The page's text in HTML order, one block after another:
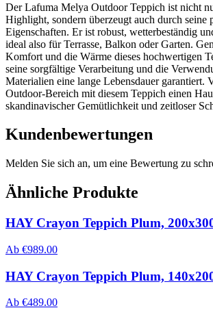
Der Lafuma Melya Outdoor Teppich ist nicht
Highlight, sondern überzeugt auch durch seine
Eigenschaften. Er ist robust, wetterbeständig
ideal also für Terrasse, Balkon oder Garten.
Komfort und die Wärme dieses hochwertigen
seine sorgfältige Verarbeitung und die
Materialien eine lange Lebensdauer garantiert.
Outdoor-Bereich mit diesem Teppich einen
skandinavischer Gemütlichkeit und zeitloser
Kundenbewertungen
Melden Sie sich an, um eine Bewertung zu
Ähnliche Produkte
HAY Crayon Teppich Plum,
Ab €989.00
HAY Crayon Teppich Plum,
Ab €489.00